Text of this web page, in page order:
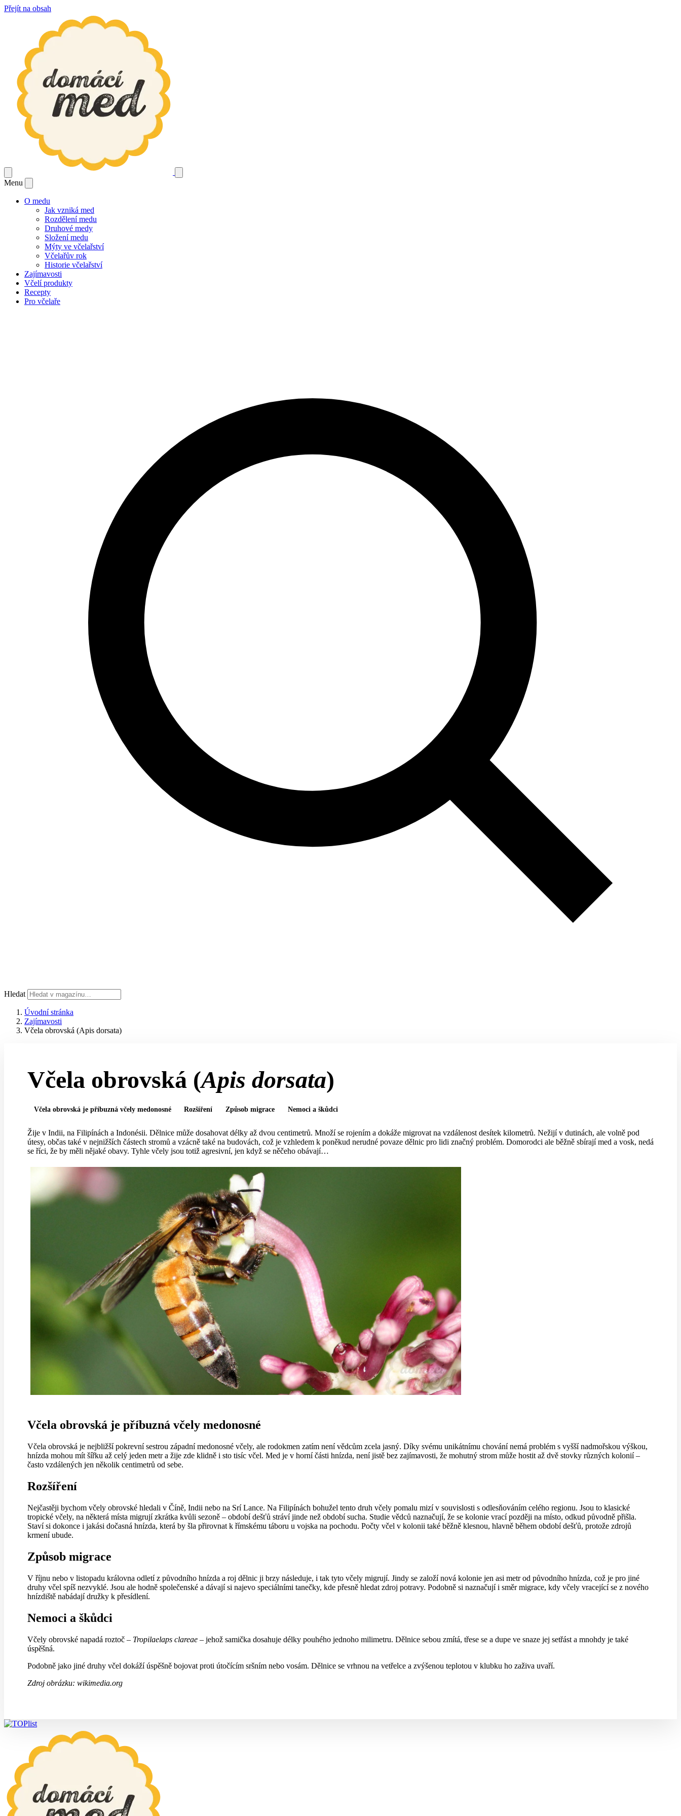
Přejít na obsah
Menu
O medu
Jak vzniká med
Rozdělení medu
Druhové medy
Složení medu
Mýty ve včelařství
Včelařův rok
Historie včelařství
Zajímavosti
Včelí produkty
Recepty
Pro včelaře
Hledat
Úvodní stránka
Zajímavosti
Včela obrovská (Apis dorsata)
Včela obrovská (Apis dorsata)
Včela obrovská je příbuzná včely medonosné Rozšíření Způsob migrace Nemoci a škůdci
Žije v Indii, na Filipínách a Indonésii. Dělnice může dosahovat délky až dvou centimetrů. Množí se rojením a dokáže migrovat na vzdálenost desítek kilometrů. Nežijí v dutinách, ale volně pod
útesy, občas také v nejnižších částech stromů a vzácně také na budovách, což je vzhledem k poněkud nerudné povaze dělnic pro lidi značný problém. Domorodci ale běžně sbírají med a vosk, nedá
se říci, že by měli nějaké obavy. Tyhle včely jsou totiž agresivní, jen když se něčeho obávají…
Včela obrovská je příbuzná včely medonosné
Včela obrovská je nejbližší pokrevní sestrou západní medonosné včely, ale rodokmen zatím není vědcům zcela jasný. Díky svému unikátnímu chování nemá problém s vyšší nadmořskou výškou,
hnízda mohou mít šířku až celý jeden metr a žije zde klidně i sto tisíc včel. Med je v horní části hnízda, není jistě bez zajímavosti, že mohutný strom může hostit až dvě stovky různých kolonií –
často vzdálených jen několik centimetrů od sebe.
Rozšíření
Nejčastěji bychom včely obrovské hledali v Číně, Indii nebo na Srí Lance. Na Filipínách bohužel tento druh včely pomalu mizí v souvislosti s odlesňováním celého regionu. Jsou to klasické
tropické včely, na některá místa migrují zkrátka kvůli sezoně – období dešťů stráví jinde než období sucha. Studie vědců naznačují, že se kolonie vrací později na místo, odkud původně přišla.
Staví si dokonce i jakási dočasná hnízda, která by šla přirovnat k římskému táboru u vojska na pochodu. Počty včel v kolonii také běžně klesnou, hlavně během období dešťů, protože zdrojů
krmení ubude.
Způsob migrace
V říjnu nebo v listopadu královna odletí z původního hnízda a roj dělnic ji brzy následuje, i tak tyto včely migrují. Jindy se založí nová kolonie jen asi metr od původního hnízda, což je pro jiné
druhy včel spíš nezvyklé. Jsou ale hodně společenské a dávají si najevo speciálními tanečky, kde přesně hledat zdroj potravy. Podobně si naznačují i směr migrace, kdy včely vracející se z nového
hnízdiště nabádají družky k přesídlení.
Nemoci a škůdci
Včely obrovské napadá roztoč – Tropilaelaps clareae – jehož samička dosahuje délky pouhého jednoho milimetru. Dělnice sebou zmítá, třese se a dupe ve snaze jej setřást a mnohdy je také
úspěšná.
Podobně jako jiné druhy včel dokáží úspěšně bojovat proti útočícím sršním nebo vosám. Dělnice se vrhnou na vetřelce a zvýšenou teplotou v klubku ho zaživa uvaří.
Zdroj obrázku: wikimedia.org